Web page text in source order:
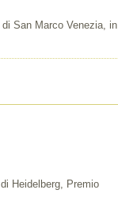
San Marco Venezia, in
Heidelberg, Premio